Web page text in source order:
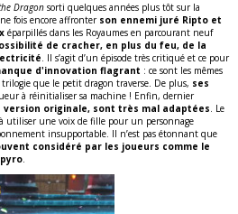
Dragon sorti quelques années plus tôt sur la
fois encore affronter son ennemi juré Ripto et
éparpillés dans les Royaumes en parcourant neuf
de cracher, en plus du feu, de la
. Il s’agit d’un épisode très critiqué et ce pour
d'innovation flagrant : ce sont les mêmes
que le petit dragon traverse. De plus, ses
à réinitialiser sa machine ! Enfin, dernier
version originale, sont très mal adaptées. Le
utiliser une voix de fille pour un personnage
insupportable. Il n’est pas étonnant que
considéré par les joueurs comme le
.